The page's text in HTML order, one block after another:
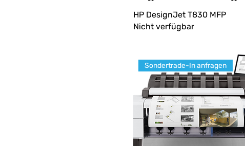
HP DesignJet T830 MFP
Nicht verfügbar
Sondertrade-In anfragen